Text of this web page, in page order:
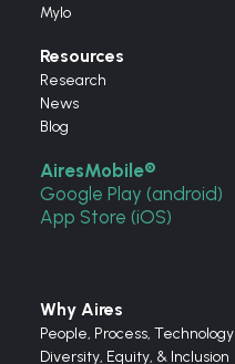
Mylo
Resources
Research
News
Blog
AiresMobile®
Google Play (android)
App Store (iOS)
Why Aires
People, Process, Technology
Diversity, Equity, & Inclusion